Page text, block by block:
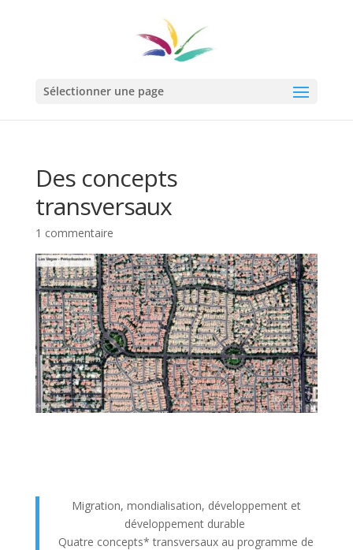
Sélectionner une page
Des concepts
transversaux
1 commentaire
Migration, mondialisation, développement et
développement durable
Quatre concepts* transversaux au programme de